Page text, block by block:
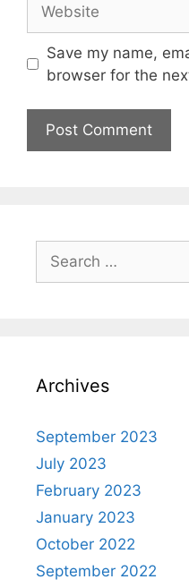
Save my name,
browser for the
Archives
September 2023
July 2023
February 2023
January 2023
October 2022
September 2022